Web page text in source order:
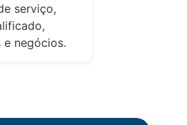
serviço,
e negócios.